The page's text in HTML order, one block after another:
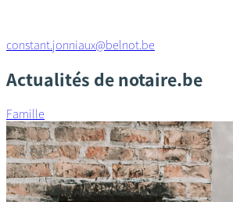
constant.jonniaux@belnot.be
Actualités de notaire.be
Famille